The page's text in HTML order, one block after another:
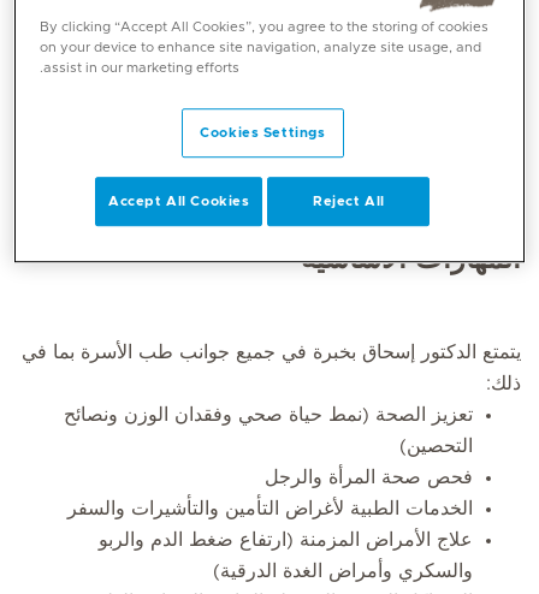
Mediclinic Middle East Corporate Office
المهارات الأساسية
يتمتع الدكتور إسحاق بخبرة في جميع جوانب طب الأسرة بما في
ذلك:
تعزيز الصحة (نمط حياة صحي وفقدان الوزن ونصائح
التحصين)
فحص صحة المرأة والرجل
الخدمات الطبية لأغراض التأمين والتأشيرات والسفر
علاج الأمراض المزمنة (ارتفاع ضغط الدم والربو
والسكري وأمراض الغدة الدرقية)
By clicking “Accept All Cookies”, you agree to the storing of cookies
on your device to enhance site navigation, analyze site usage, and
assist in our marketing efforts.
Cookies Settings
Reject All
Accept All Cookies